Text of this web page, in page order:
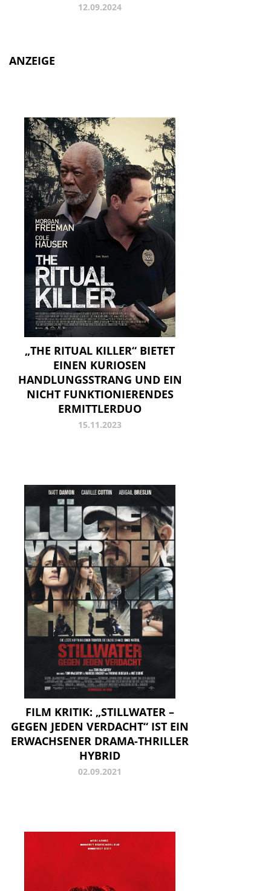
12.09.2024
ANZEIGE
„THE RITUAL KILLER“ BIETET
EINEN KURIOSEN
HANDLUNGSSTRANG UND EIN
NICHT FUNKTIONIERENDES
ERMITTLERDUO
15.11.2023
FILM KRITIK: „STILLWATER –
GEGEN JEDEN VERDACHT“ IST EIN
ERWACHSENER DRAMA-THRILLER
HYBRID
02.09.2021